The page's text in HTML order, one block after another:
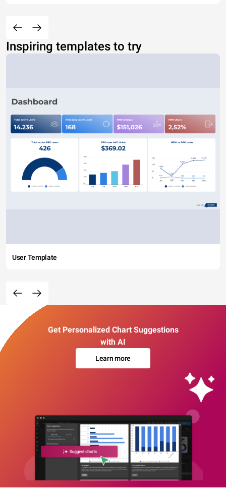
Inspiring templates to try
User Template
Get Personalized Chart Suggestions
with AI
Learn more